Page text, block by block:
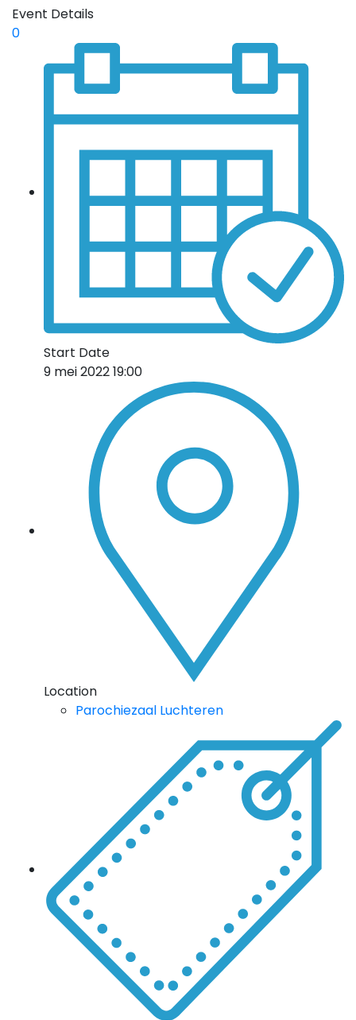
Event Details
0
Start Date
9 mei 2022 19:00
Location
Parochiezaal Luchteren